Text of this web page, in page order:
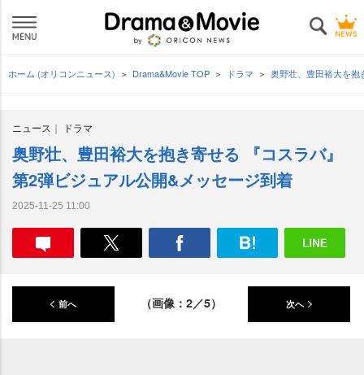
ホーム (オリコンニュース) Drama&Movie TOP ドラマ 奥野壮、豊田裕大を
ニュース ドラマ
奥野壮、豊田裕大を抱き寄せる 『コスラバ』
第2弾ビジュアル公開&メッセージ到着
2025-11-25 11:00
前へ （画像：2／5） 次へ